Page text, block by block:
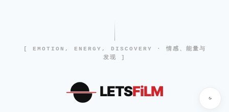
[ EMOTION, ENERGY, DISCOVERY · 情感、能量与
发现 ]
LETSFiLM